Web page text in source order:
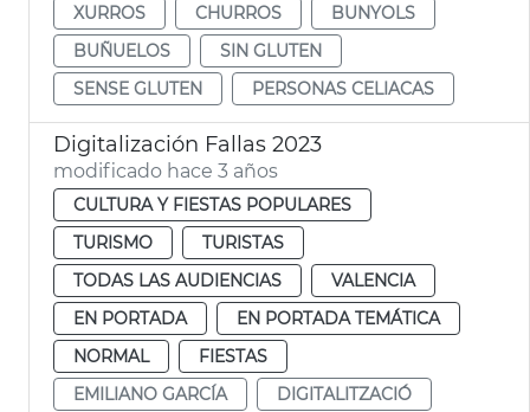
XURROS
CHURROS
BUNYOLS
BUÑUELOS
SIN GLUTEN
SENSE GLUTEN
PERSONAS CELIACAS
Digitalización Fallas 2023
modificado hace 3 años
CULTURA Y FIESTAS POPULARES
TURISMO
TURISTAS
TODAS LAS AUDIENCIAS
VALENCIA
EN PORTADA
EN PORTADA TEMÁTICA
NORMAL
FIESTAS
EMILIANO GARCÍA
DIGITALITZACIÓ